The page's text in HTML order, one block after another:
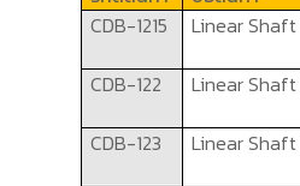
CDB-1215
Linear Shaft
CDB-122 Linear Shaft
CDB-123 Linear Shaft